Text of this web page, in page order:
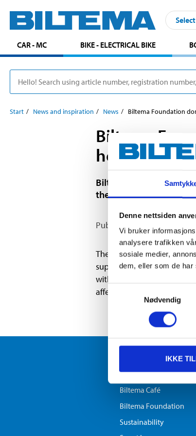
Denne nettsiden
Vi bruker
analysere trafikken
sosiale medier,
dem, eller som de har
Nødvendig
IKKE
CAR - MC BIKE - ELECTRICAL BIKE
Start News and inspiration News Biltema Foundation
Biltema
help in
Biltema Foundation
the start of the
Published 2020.01.14
The money from Biltema
support to wildlife carers in
with animal survivors.
affected wildlife and their
ABOUT BILTEMA
Newsletter
Biltema Café
Biltema Foundation
Sustainability